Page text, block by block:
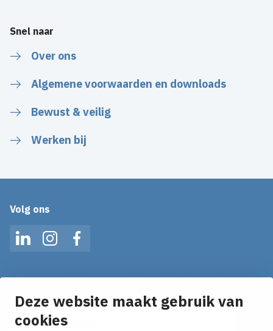
Deze website maakt gebruik van
cookies
Snel naar
Over ons
Algemene voorwaarden en downloads
Bewust & veilig
Werken bij
Volg ons
LinkedInInstagramFacebook
Ontvang onze nieuws alerts in je mailbox!
E-mailadres